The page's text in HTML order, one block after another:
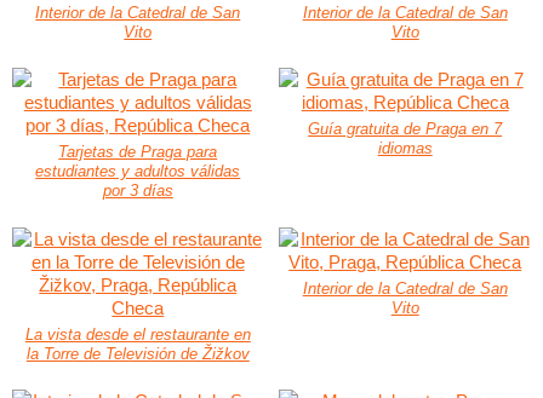
Interior de la Catedral de San
Vito
Interior de la Catedral de San
Vito
Tarjetas de Praga para
estudiantes y adultos válidas
por 3 días
Guía gratuita de Praga en 7
idiomas
La vista desde el restaurante en
la Torre de Televisión de Žižkov
Interior de la Catedral de San
Vito